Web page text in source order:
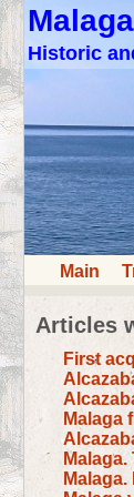
Historic
Main
Articles
First
Malaga